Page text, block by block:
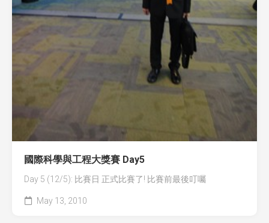
國際科學與工程大獎賽 Day5
Day 5 (12/5): 比賽日 正式比賽了! 比賽前最後叮囑
May 13, 2010